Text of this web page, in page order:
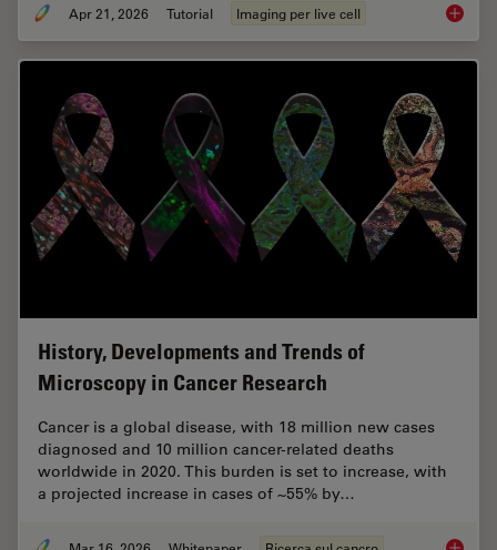
Apr 21, 2026 Tutorial Imaging per live cell
History, Developments and Trends of
Microscopy in Cancer Research
Cancer is a global disease, with 18 million new cases
diagnosed and 10 million cancer-related deaths
worldwide in 2020. This burden is set to increase, with
a projected increase in cases of ~55% by…